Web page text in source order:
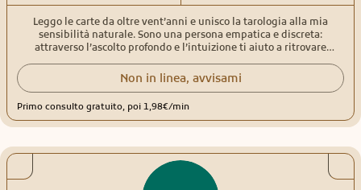
Leggo le carte da oltre vent’anni e unisco la tarologia alla mia
sensibilità naturale. Sono una persona empatica e discreta:
attraverso l’ascolto profondo e l’intuizione ti aiuto a ritrovare
non servono solo a prevedere: illuminano ciò che sta accadendo ora,
sciolgono nodi del passato e mostrano l’energia che si sta
forzate. Cerco la verità, quella che permette di fare scelte più
consapevoli. Se qualcosa non è chiaro, ti guiderò con domande
spazio sincero, protetto e senza giudizio, dove capire emozioni,
relazioni, ritorni, cambiamenti e tutto ciò che sta cercando di
emergere nella tua vita
Non in linea, avvisami
Primo consulto gratuito, poi 1,98€/min